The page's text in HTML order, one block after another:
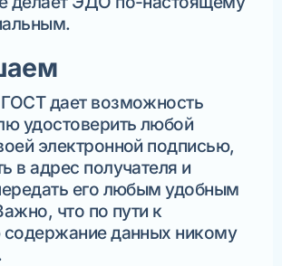
дает возможность
удостоверить любой
электронной подписью,
в адрес получателя и
его любым удобным
что по пути к
содержание данных никому